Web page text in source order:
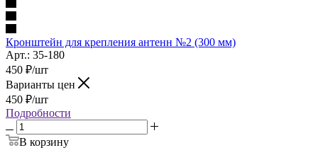
Кронштейн для крепления антенн №2 (300 мм)
Арт.: 35-180
450 ₽/шт
Варианты цен
450 ₽/шт
Подробности
В корзину